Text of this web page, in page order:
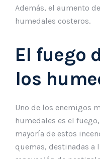
Además, el aumento
humedales costeros.
El fuego
los
Uno de los enemigos
humedales es el
mayoría de estos
quemas, destinadas a